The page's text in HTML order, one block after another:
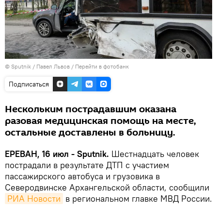
© Sputnik / Павел Львов / Перейти в фотобанк
Подписаться
Нескольким пострадавшим оказана
разовая медицинская помощь на месте,
остальные доставлены в больницу.
ЕРЕВАН, 16 июл - Sputnik. Шестнадцать человек
пострадали в результате ДТП с участием
пассажирского автобуса и грузовика в
Северодвинске Архангельской области, сообщили
РИА Новости в региональном главке МВД России.